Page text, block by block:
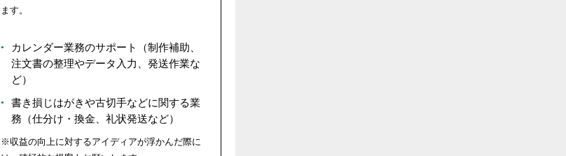
ます。
カレンダー業務のサポート（制作補助、
注文書の整理やデータ入力、発送作業な
ど）
書き損じはがきや古切手などに関する業
務（仕分け・換金、礼状発送など）
※収益の向上に対するアイディアが浮かんだ際に